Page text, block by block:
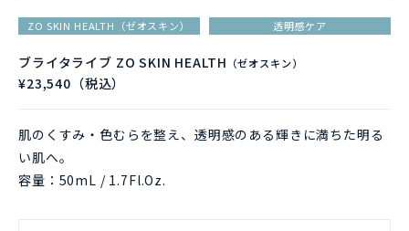
ZO SKIN HEALTH（ゼオスキン） 透明感ケア
ブライタライブ ZO SKIN HEALTH （ゼオスキン）
¥23,540（税込）
肌のくすみ・色むらを整え、透明感のある輝きに満ちた明る
い肌へ。
容量：50mL / 1.7Fl.Oz.